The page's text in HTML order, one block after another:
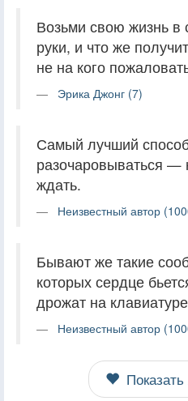
Возьми свою жизнь в
руки, и что же
не на кого
Эрика Джонг (7)
Самый лучший
разочаровываться —
ждать.
Неизвестный автор
Бывают же такие
которых сердце
дрожат на
Неизвестный автор